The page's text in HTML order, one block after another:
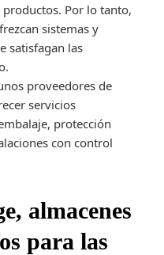
Por lo tanto,
sistemas y
satisfagan las
proveedores de
servicios
protección
con control
almacenes
para las